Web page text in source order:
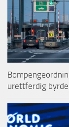
urettferdig